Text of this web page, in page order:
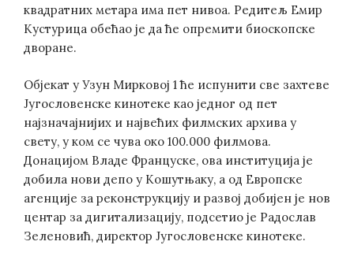
квадратних метара има пет нивоа. Редитељ Емир
Кустурица обећао је да ће опремити биоскопске
дворане.
Објекат у Узун Мирковој 1 ће испунити све захтеве
Југословенске кинотеке као једног од пет
најзначајнијих и највећих филмских архива у
свету, у ком се чува око 100.000 филмова.
Донацијом Владе Француске, ова институција је
добила нови депо у Кошутњаку, а од Европске
агенције за реконструкцију и развој добијен је нов
центар за дигитализацију, подсетио је Радослав
Зеленовић, директор Југословенске кинотеке.